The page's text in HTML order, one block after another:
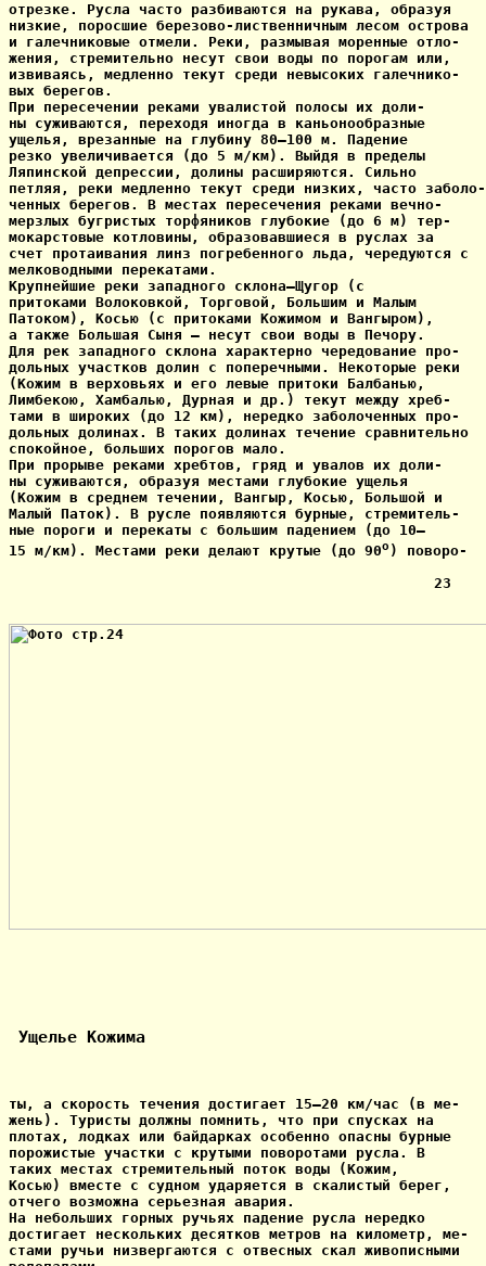
отрезке. Русла часто разбиваются на рукава, образуя
низкие, поросшие березово-лиственничным лесом острова
и галечниковые отмели. Реки, размывая моренные отло-
жения, стремительно несут свои воды по порогам или,
извиваясь, медленно текут среди невысоких галечнико-
вых берегов.
При пересечении реками увалистой полосы их доли-
ны суживаются, переходя иногда в каньонообразные
ущелья, врезанные на глубину 80—100 м. Падение
резко увеличивается (до 5 м/км). Выйдя в пределы
Ляпинской депрессии, долины расширяются. Сильно
петляя, реки медленно текут среди низких, часто заболо-
ченных берегов. В местах пересечения реками вечно-
мерзлых бугристых торфяников глубокие (до 6 м) тер-
мокарстовые котловины, образовавшиеся в руслах за
счет протаивания линз погребенного льда, чередуются с
мелководными перекатами.
Крупнейшие реки западного склона—Щугор (с
притоками Волоковкой, Торговой, Большим и Малым
Патоком), Косью (с притоками Кожимом и Вангыром),
а также Большая Сыня — несут свои воды в Печору.
Для рек западного склона характерно чередование про-
дольных участков долин с поперечными. Некоторые реки
(Кожим в верховьях и его левые притоки Балбанью,
Лимбекою, Хамбалью, Дурная и др.) текут между хреб-
тами в широких (до 12 км), нередко заболоченных про-
дольных долинах. В таких долинах течение сравнительно
спокойное, больших порогов мало.
При прорыве реками хребтов, гряд и увалов их доли-
ны суживаются, образуя местами глубокие ущелья
(Кожим в среднем течении, Вангыр, Косью, Большой и
Малый Паток). В русле появляются бурные, стремитель-
ные пороги и перекаты с большим падением (до 10—
15 м/км). Местами реки делают крутые (до 90o ) поворо-
                                                 23
Ущелье Кожима
ты, а скорость течения достигает 15—20 км/час (в ме-
жень). Туристы должны помнить, что при спусках на
плотах, лодках или байдарках особенно опасны бурные
порожистые участки с крутыми поворотами русла. В
таких местах стремительный поток воды (Кожим,
Косью) вместе с судном ударяется в скалистый берег,
отчего возможна серьезная авария.
На небольших горных ручьях падение русла нередко
достигает нескольких десятков метров на километр, ме-
стами ручьи низвергаются с отвесных скал живописными